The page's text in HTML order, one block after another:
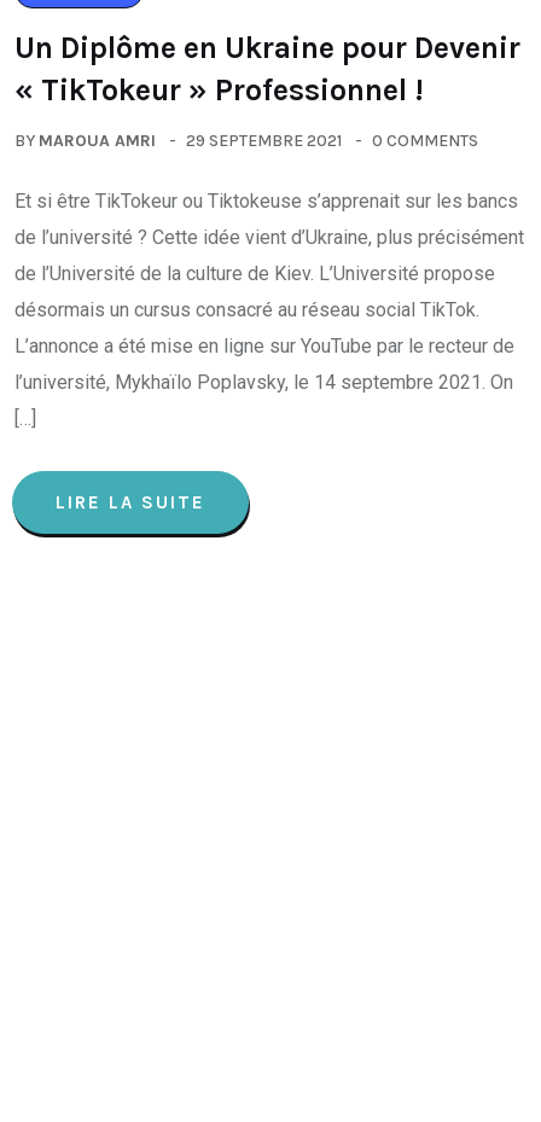
Un Diplôme en Ukraine pour Devenir
« TikTokeur » Professionnel !
BY MAROUA AMRI 29 SEPTEMBRE 2021 0 COMMENTS
Et si être TikTokeur ou Tiktokeuse s’apprenait sur les bancs
de l’université ? Cette idée vient d’Ukraine, plus précisément
de l’Université de la culture de Kiev. L’Université propose
désormais un cursus consacré au réseau social TikTok.
L’annonce a été mise en ligne sur YouTube par le recteur de
l’université, Mykhaïlo Poplavsky, le 14 septembre 2021. On
[…]
LIRE LA SUITE